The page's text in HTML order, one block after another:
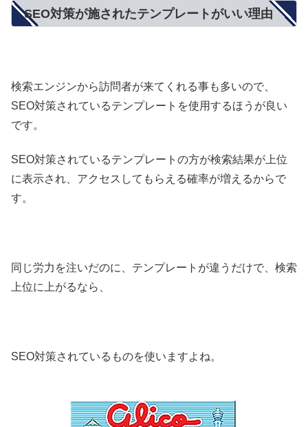
SEO対策が施されたテンプレートがいい理由
検索エンジンから訪問者が来てくれる事も多いので、
SEO対策されているテンプレートを使用するほうが良い
です。
SEO対策されているテンプレートの方が検索結果が上位
に表示され、アクセスしてもらえる確率が増えるからで
す。
同じ労力を注いだのに、テンプレートが違うだけで、検索
上位に上がるなら、
SEO対策されているものを使いますよね。